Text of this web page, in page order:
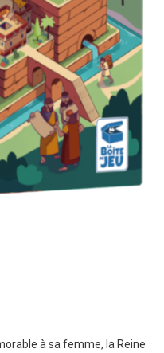
à sa femme, la Reine